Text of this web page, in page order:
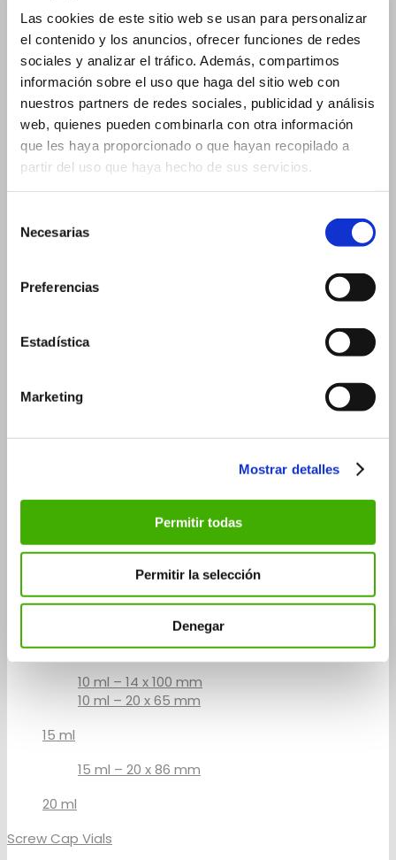
Las cookies de este sitio web se usan para personalizar
el contenido y los anuncios, ofrecer funciones de redes
sociales y analizar el tráfico. Además, compartimos
información sobre el uso que haga del sitio web con
nuestros partners de redes sociales, publicidad y análisis
web, quienes pueden combinarla con otra información
que les haya proporcionado o que hayan recopilado a
partir del uso que haya hecho de sus servicios.
Necesarias
Preferencias
Estadística
Marketing
Mostrar detalles
Permitir todas
Permitir la selección
Denegar
20 ml
20 ml 19×105 mm
20 ml 26×60 mm
Glass Vial for Droppers
2 ml
3 ml
3 ml – 16×37 mm
5 ml
5 ml – 20×36 mm
15 ml
30 ml – 26×90 mm
5 ml
5 ml – 14×60 mm
5 ml – 20×41 mm
10 ml
10 ml – 14 x 100 mm
10 ml – 20 x 65 mm
15 ml
15 ml – 20 x 86 mm
20 ml
Screw Cap Vials